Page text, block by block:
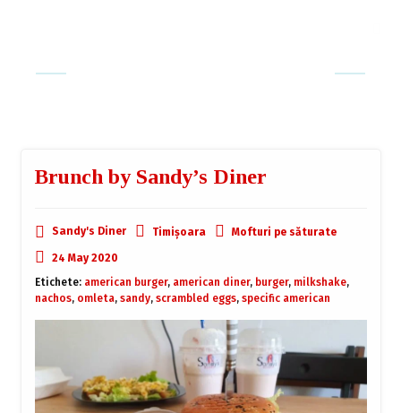
Brunch by Sandy’s Diner
Sandy's Diner Timișoara Mofturi pe săturate
24 May 2020
Etichete: american burger, american diner, burger, milkshake,
nachos, omleta, sandy, scrambled eggs, specific american